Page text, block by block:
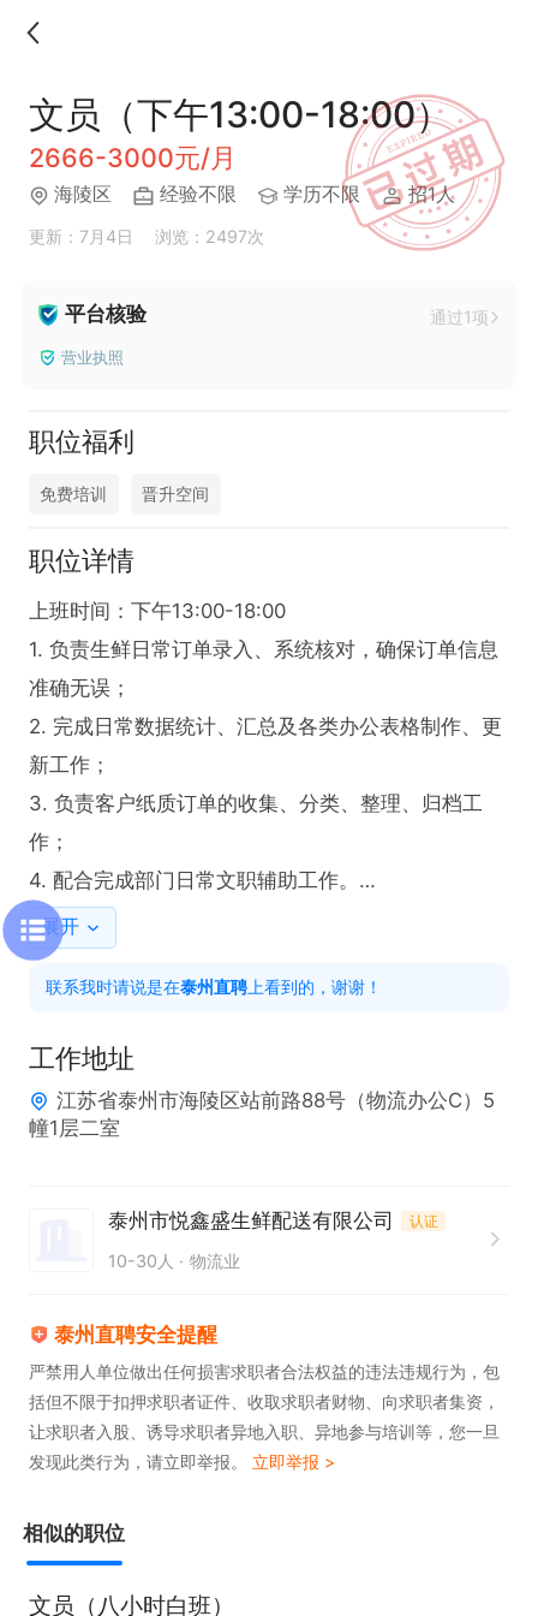
文员（下午13:00-18:00）
2666-3000元/月
海陵区 经验不限 学历不限 招1人
更新：7月4日 浏览：2497次
平台核验 通过1项
营业执照
职位福利
免费培训 晋升空间
职位详情
上班时间：下午13:00-18:00
1. 负责生鲜日常订单录入、系统核对，确保订单信息
准确无误；
2. 完成日常数据统计、汇总及各类办公表格制作、更
新工作；
3. 负责客户纸质订单的收集、分类、整理、归档工
作；
4. 配合完成部门日常文职辅助工作。
任职要求
1. 熟练使用Office办公软件，擅长表格制作与数据统
计；
琐碎文职工作；
3. 有无相关生鲜行业经验均可。
展开
联系我时请说是在泰州直聘 上看到的，谢谢！
工作地址
江苏省泰州市海陵区站前路88号（物流办公C）5
幢1层二室
泰州市悦鑫盛生鲜配送有限公司 认证
10-30人 物流业
泰州直聘安全提醒
严禁用人单位做出任何损害求职者合法权益的违法违规行为，包
括但不限于扣押求职者证件、收取求职者财物、向求职者集资，
让求职者入股、诱导求职者异地入职、异地参与培训等，您一旦
发现此类行为，请立即举报。 立即举报 >
相似的职位
文员（八小时白班）